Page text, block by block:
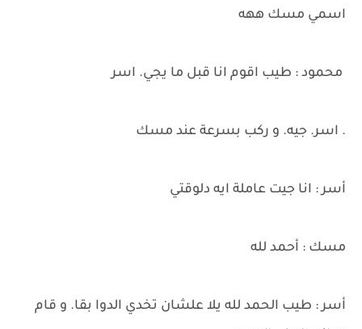
اسمي مسك ههه
محمود : طيب اقوم انا قبل ما يجي. اسر
. اسر. جيه. و ركب بسرعة عند مسك
أسر : انا جيت عاملة ايه دلوقتي
مسك : أحمد لله
أسر : طيب الحمد لله يلا علشان تخدي الدوا بقا. و قام